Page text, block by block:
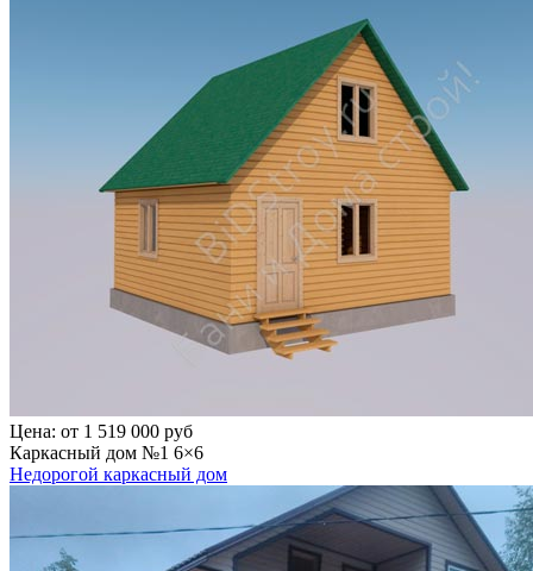
Цена: от 1 519 000 руб
Каркасный дом №1 6×6
Недорогой каркасный дом